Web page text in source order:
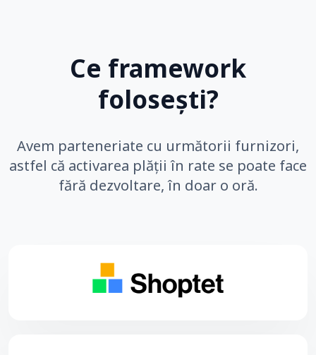
Ce framework
folosești?
Avem parteneriate cu următorii furnizori,
astfel că activarea plății în rate se poate face
fără dezvoltare, în doar o oră.